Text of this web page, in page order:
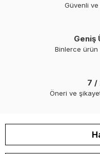
Güvenli
Geniş
Binlerce
7 /
Öneri ve